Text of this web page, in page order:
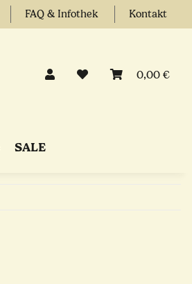
FAQ & Infothek Kontakt
0,00 €
SALE